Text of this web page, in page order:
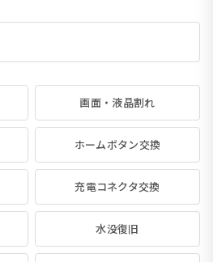
画面・液晶割れ
ホームボタン交換
充電コネクタ交換
水没復旧